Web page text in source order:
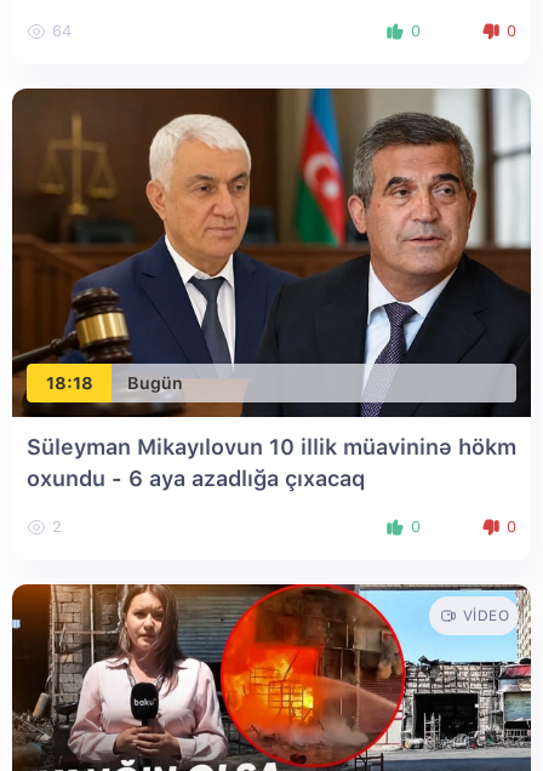
64 0 0
18:18 Bugün
Süleyman Mikayılovun 10 illik müavininə hökm
oxundu - 6 aya azadlığa çıxacaq
2 0 0
VIDEO